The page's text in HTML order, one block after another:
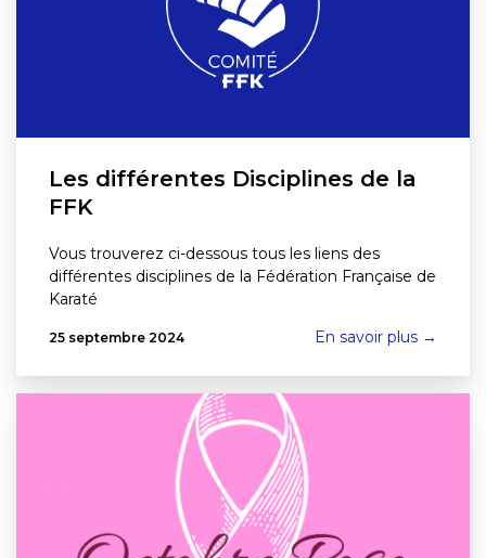
Les différentes Disciplines de la
FFK
Vous trouverez ci-dessous tous les liens des
différentes disciplines de la Fédération Française de
Karaté
25 septembre 2024 En savoir plus →